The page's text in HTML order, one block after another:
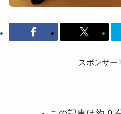
スポンサー